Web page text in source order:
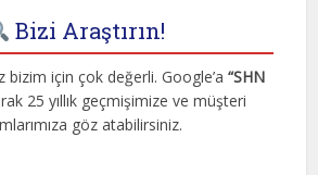
Bizi Araştırın!
bizim için çok değerli. Google’a “SHN
25 yıllık geçmişimize ve müşteri
göz atabilirsiniz.